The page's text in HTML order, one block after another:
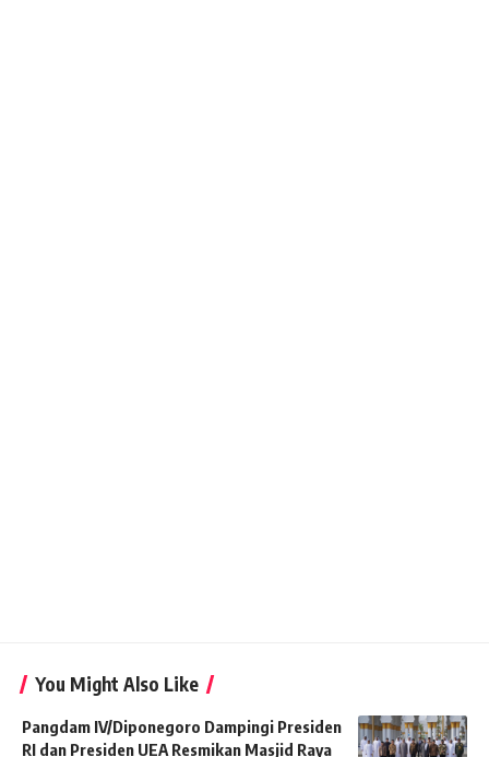
You Might Also Like
Pangdam IV/Diponegoro Dampingi Presiden
RI dan Presiden UEA Resmikan Masjid Raya